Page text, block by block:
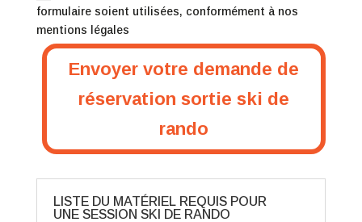
formulaire soient utilisées, conformément à nos
mentions légales
Envoyer votre demande de
réservation sortie ski de
rando
LISTE DU MATÉRIEL REQUIS POUR
UNE SESSION SKI DE RANDO